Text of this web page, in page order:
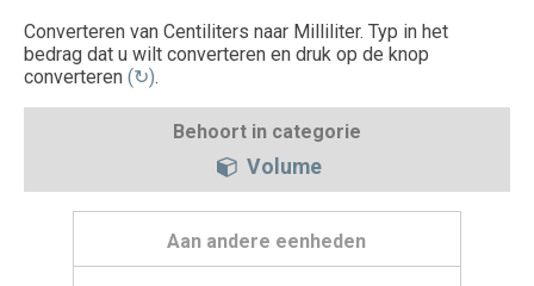
Converteren van Centiliters naar Milliliter. Typ in het
bedrag dat u wilt converteren en druk op de knop
converteren (↻).
Behoort in categorie
Volume
Aan andere eenheden